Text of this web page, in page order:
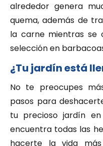
alrededor genera
quema, además de
la carne mientras se
selección en
¿Tu jardín está
No te preocupes
pasos para
tu precioso jardín
encuentra todas las
hacerte la vida